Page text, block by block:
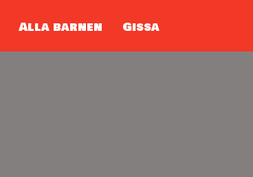
Alla barnen Gissa